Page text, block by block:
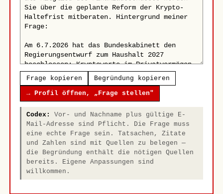
Frage kopieren Begründung kopieren
→ Profil öffnen, „Frage stellen"
Codex:
Vor- und Nachname plus gültige E-
Mail-Adresse sind Pflicht. Die Frage muss
eine echte Frage sein. Tatsachen, Zitate
und Zahlen sind mit Quellen zu belegen —
die Begründung enthält die nötigen Quellen
bereits. Eigene Anpassungen sind
willkommen.